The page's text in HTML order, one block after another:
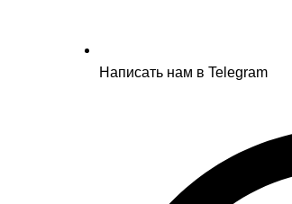
Написать нам в Telegram